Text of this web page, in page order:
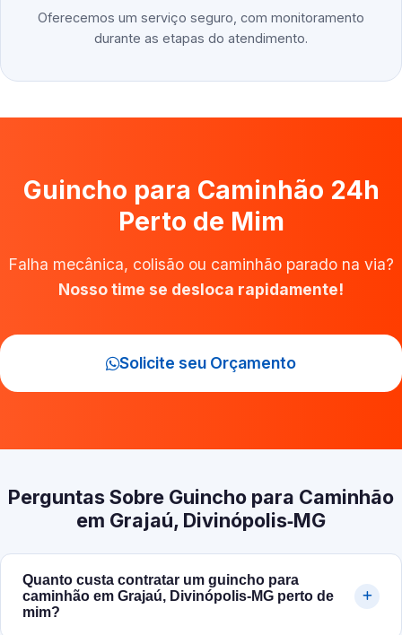
Oferecemos um serviço seguro, com monitoramento
durante as etapas do atendimento.
Guincho para Caminhão 24h
Perto de Mim
Falha mecânica, colisão ou caminhão parado na via?
Nosso time se desloca rapidamente!
Solicite seu Orçamento
Perguntas Sobre Guincho para Caminhão
em Grajaú, Divinópolis‑MG
Quanto custa contratar um guincho para
caminhão em Grajaú, Divinópolis‑MG perto de
mim?